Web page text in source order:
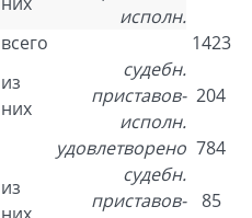
исполн.
всего
1423
из
них
судебн.
приставов-
исполн.
204
удовлетворено 784
из
судебн.
приставов-
85